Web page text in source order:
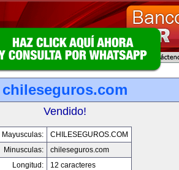
chileseguros.com
Vendido!
Mayusculas:
CHILESEGUROS.COM
Minusculas:
chileseguros.com
Longitud:
12 caracteres